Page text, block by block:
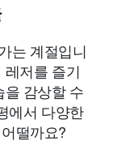
는 계절입니
저를 즐기
감상할 수
에서 다양한
떨까요?